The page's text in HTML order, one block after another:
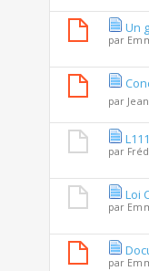
Un
par
par
par
Loi
par
par